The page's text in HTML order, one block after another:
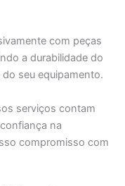
com peças
a durabilidade do
seu equipamento.
serviços contam
na
compromisso com